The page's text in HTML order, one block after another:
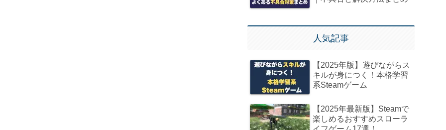
人気記事
【2025年版】遊びながらス
キルが身につく！本格学習
系Steamゲーム
【2025年最新版】Steamで
楽しめるおすすめスローラ